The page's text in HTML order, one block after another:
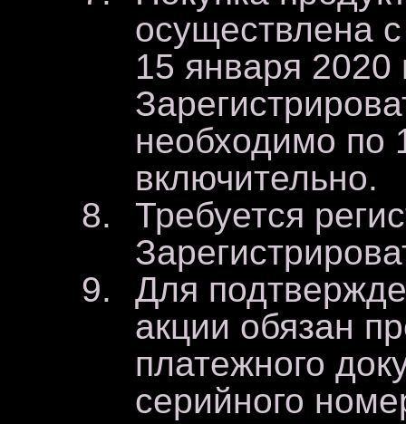
осуществлена
15 января 2020
необходимо по
включительно.
Требуется
Для
акции обязан
платежного
серийного